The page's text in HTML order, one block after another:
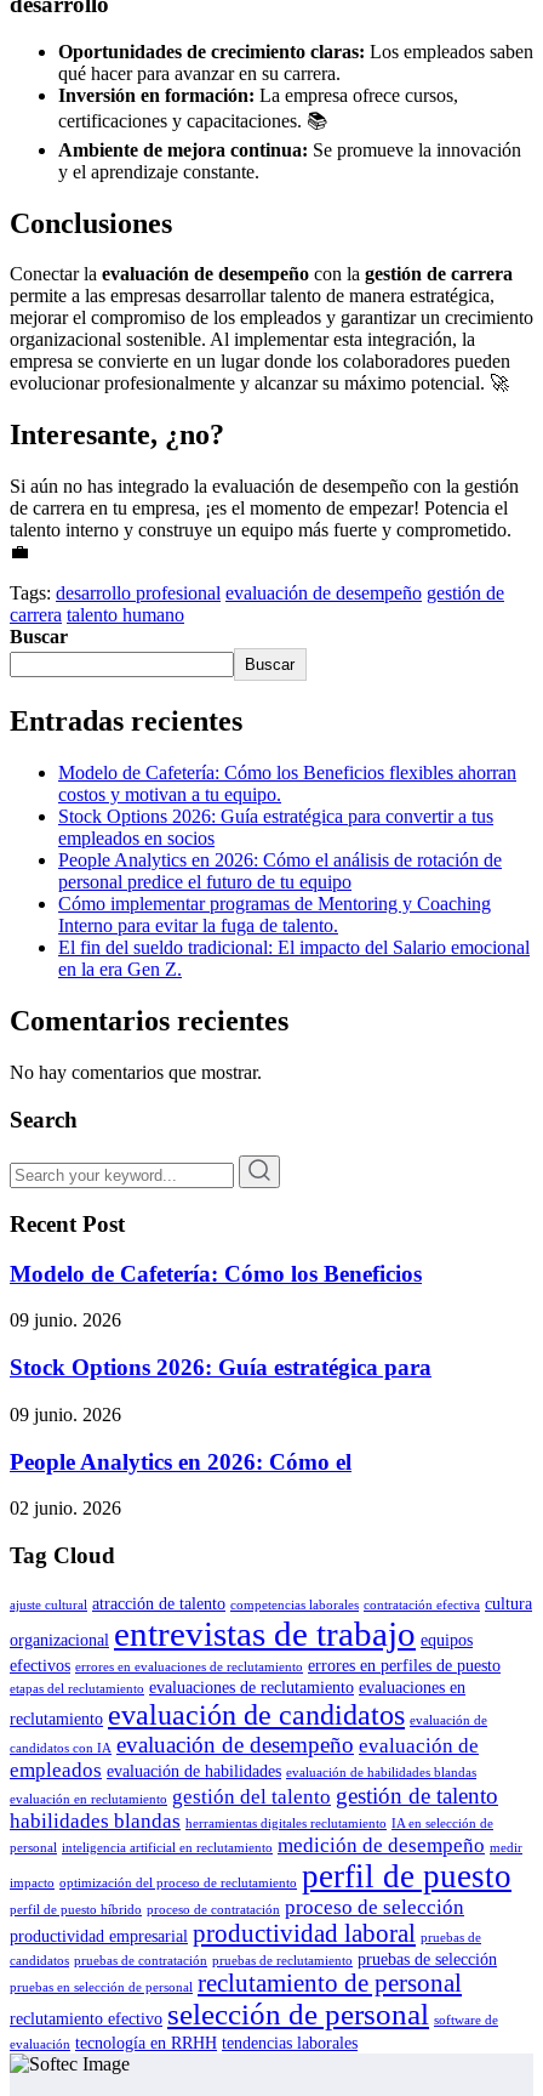
Oportunidades de crecimiento claras: Los empleados saben
qué hacer para avanzar en su carrera.
Inversión en formación: La empresa ofrece cursos,
certificaciones y capacitaciones. 📚
Ambiente de mejora continua: Se promueve la innovación
y el aprendizaje constante.
Conclusiones
Conectar la evaluación de desempeño con la gestión de carrera
permite a las empresas desarrollar talento de manera estratégica,
mejorar el compromiso de los empleados y garantizar un crecimiento
organizacional sostenible. Al implementar esta integración, la
empresa se convierte en un lugar donde los colaboradores pueden
evolucionar profesionalmente y alcanzar su máximo potencial. 🚀
Interesante, ¿no?
Si aún no has integrado la evaluación de desempeño con la gestión
de carrera en tu empresa, ¡es el momento de empezar! Potencia el
talento interno y construye un equipo más fuerte y comprometido.
💼
Tags: desarrollo profesional evaluación de desempeño gestión de
carrera talento humano
Buscar
Buscar
Entradas recientes
Modelo de Cafetería: Cómo los Beneficios flexibles ahorran
costos y motivan a tu equipo.
Stock Options 2026: Guía estratégica para convertir a tus
empleados en socios
People Analytics en 2026: Cómo el análisis de rotación de
personal predice el futuro de tu equipo
Cómo implementar programas de Mentoring y Coaching
Interno para evitar la fuga de talento.
El fin del sueldo tradicional: El impacto del Salario emocional
en la era Gen Z.
Comentarios recientes
No hay comentarios que mostrar.
Search
Recent Post
Modelo de Cafetería: Cómo los Beneficios
09 junio. 2026
Stock Options 2026: Guía estratégica para
09 junio. 2026
People Analytics en 2026: Cómo el
02 junio. 2026
Tag Cloud
ajuste cultural atracción de talento competencias laborales contratación efectiva cultura
organizacional entrevistas de trabajo equipos
efectivos errores en evaluaciones de reclutamiento errores en perfiles de puesto
etapas del reclutamiento evaluaciones de reclutamiento evaluaciones en
reclutamiento evaluación de candidatos evaluación de
candidatos con IA evaluación de desempeño evaluación de
empleados evaluación de habilidades evaluación de habilidades blandas
evaluación en reclutamiento gestión del talento gestión de talento
habilidades blandas herramientas digitales reclutamiento IA en selección de
personal inteligencia artificial en reclutamiento medición de desempeño medir
impacto optimización del proceso de reclutamiento perfil de puesto
perfil de puesto híbrido proceso de contratación proceso de selección
productividad empresarial productividad laboral
pruebas de
candidatos pruebas de contratación pruebas de reclutamiento pruebas de selección
pruebas en selección de personal reclutamiento de personal
reclutamiento efectivo selección de personal software de
evaluación tecnología en RRHH tendencias laborales